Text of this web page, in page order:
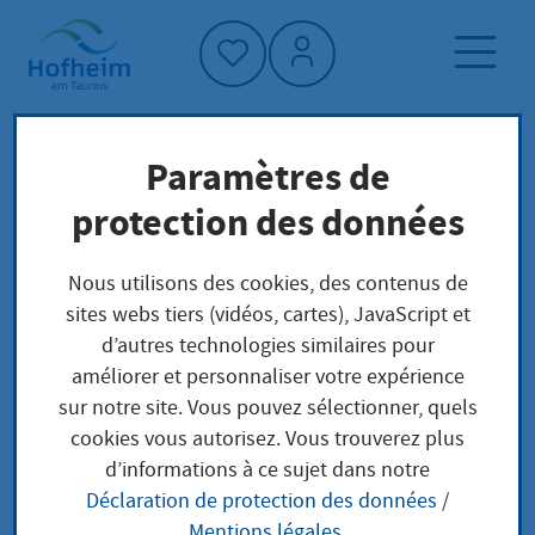
Accueil"
Page d'accueil
Trouver un service
Structure administrative
Fachbereich - Kinderbetreuung
Fachbereich -
Kinderbetreuung
Paramètres de
protection des données
Nous utilisons des cookies, des contenus de
sites webs tiers (vidéos, cartes), JavaScript et
d’autres technologies similaires pour
améliorer et personnaliser votre expérience
sur notre site. Vous pouvez sélectionner, quels
cookies vous autorisez. Vous trouverez plus
d’informations à ce sujet dans notre
Déclaration de protection des données /